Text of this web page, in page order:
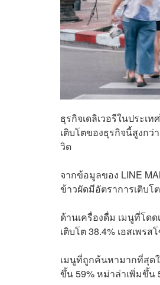
ธุรกิจเดลิเวอรีในประเ
เติบโตของธุรกิจนี้สูงกว่
วิด
จากข้อมูลของ LINE
ข้าวผัดมีอัตราการเติบโ
ด้านเครื่องดื่ม เมนูที่โด
เติบโต 38.4% เอสเพร
เมนูที่ถูกค้นหามากที่สุด
ขึ้น 59% หม่าล่าเพิ่มขึ้น